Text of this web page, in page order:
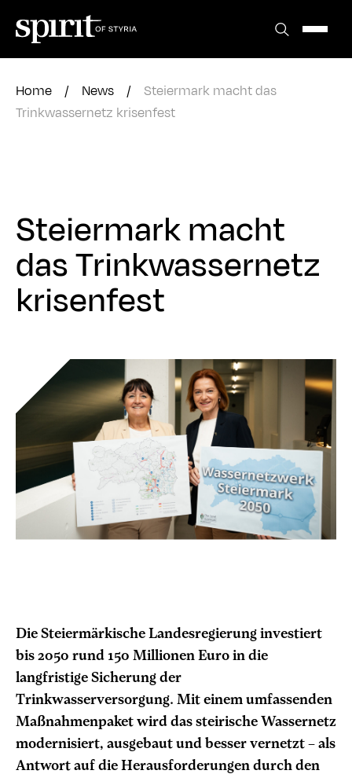
Inhalt
springen
Home
/ News /
Steiermark macht das
Trinkwassernetz krisenfest
Steiermark macht
das Trinkwassernetz
krisenfest
Die Steiermärkische Landesregierung investiert
bis 2050 rund 150 Millionen Euro in die
langfristige Sicherung der
Trinkwasserversorgung. Mit einem umfassenden
Maßnahmenpaket wird das steirische Wassernetz
modernisiert, ausgebaut und besser vernetzt – als
Antwort auf die Herausforderungen durch den